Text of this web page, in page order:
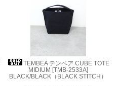
TEMBEA テンベア CUBE TOTE
MIDIUM [TMB-2533A]
BLACK/BLACK（BLACK STITCH）